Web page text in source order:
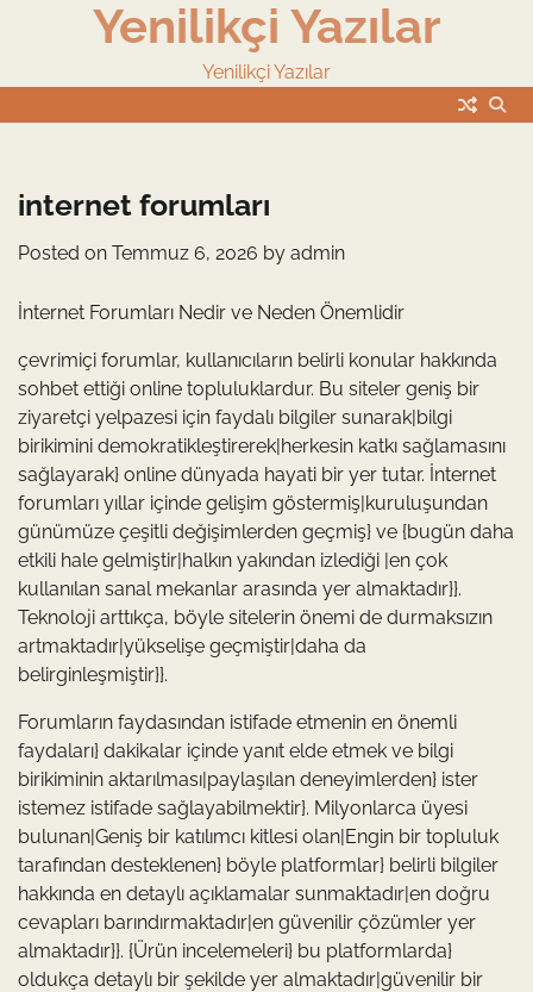
Yenilikçi Yazılar
Yenilikçi Yazılar
internet forumları
Posted on Temmuz 6, 2026 by admin
İnternet Forumları Nedir ve Neden Önemlidir
çevrimiçi forumlar, kullanıcıların belirli konular hakkında
sohbet ettiği online topluluklardur. Bu siteler geniş bir
ziyaretçi yelpazesi için faydalı bilgiler sunarak|bilgi
birikimini demokratikleştirerek|herkesin katkı sağlamasını
sağlayarak} online dünyada hayati bir yer tutar. İnternet
forumları yıllar içinde gelişim göstermiş|kuruluşundan
günümüze çeşitli değişimlerden geçmiş} ve {bugün daha
etkili hale gelmiştir|halkın yakından izlediği |en çok
kullanılan sanal mekanlar arasında yer almaktadır}}.
Teknoloji arttıkça, böyle sitelerin önemi de durmaksızın
artmaktadır|yükselişe geçmiştir|daha da
belirginleşmiştir}}.
Forumların faydasından istifade etmenin en önemli
faydaları} dakikalar içinde yanıt elde etmek ve bilgi
birikiminin aktarılması|paylaşılan deneyimlerden} ister
istemez istifade sağlayabilmektir}. Milyonlarca üyesi
bulunan|Geniş bir katılımcı kitlesi olan|Engin bir topluluk
tarafından desteklenen} böyle platformlar} belirli bilgiler
hakkında en detaylı açıklamalar sunmaktadır|en doğru
cevapları barındırmaktadır|en güvenilir çözümler yer
almaktadır}}. {Ürün incelemeleri} bu platformlarda}
oldukça detaylı bir şekilde yer almaktadır|güvenilir bir